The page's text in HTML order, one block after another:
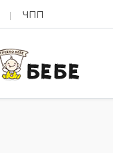
ЧПП